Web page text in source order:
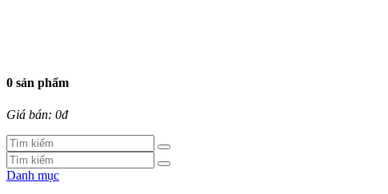
0 sản phẩm
Giá bán: 0đ
Danh mục